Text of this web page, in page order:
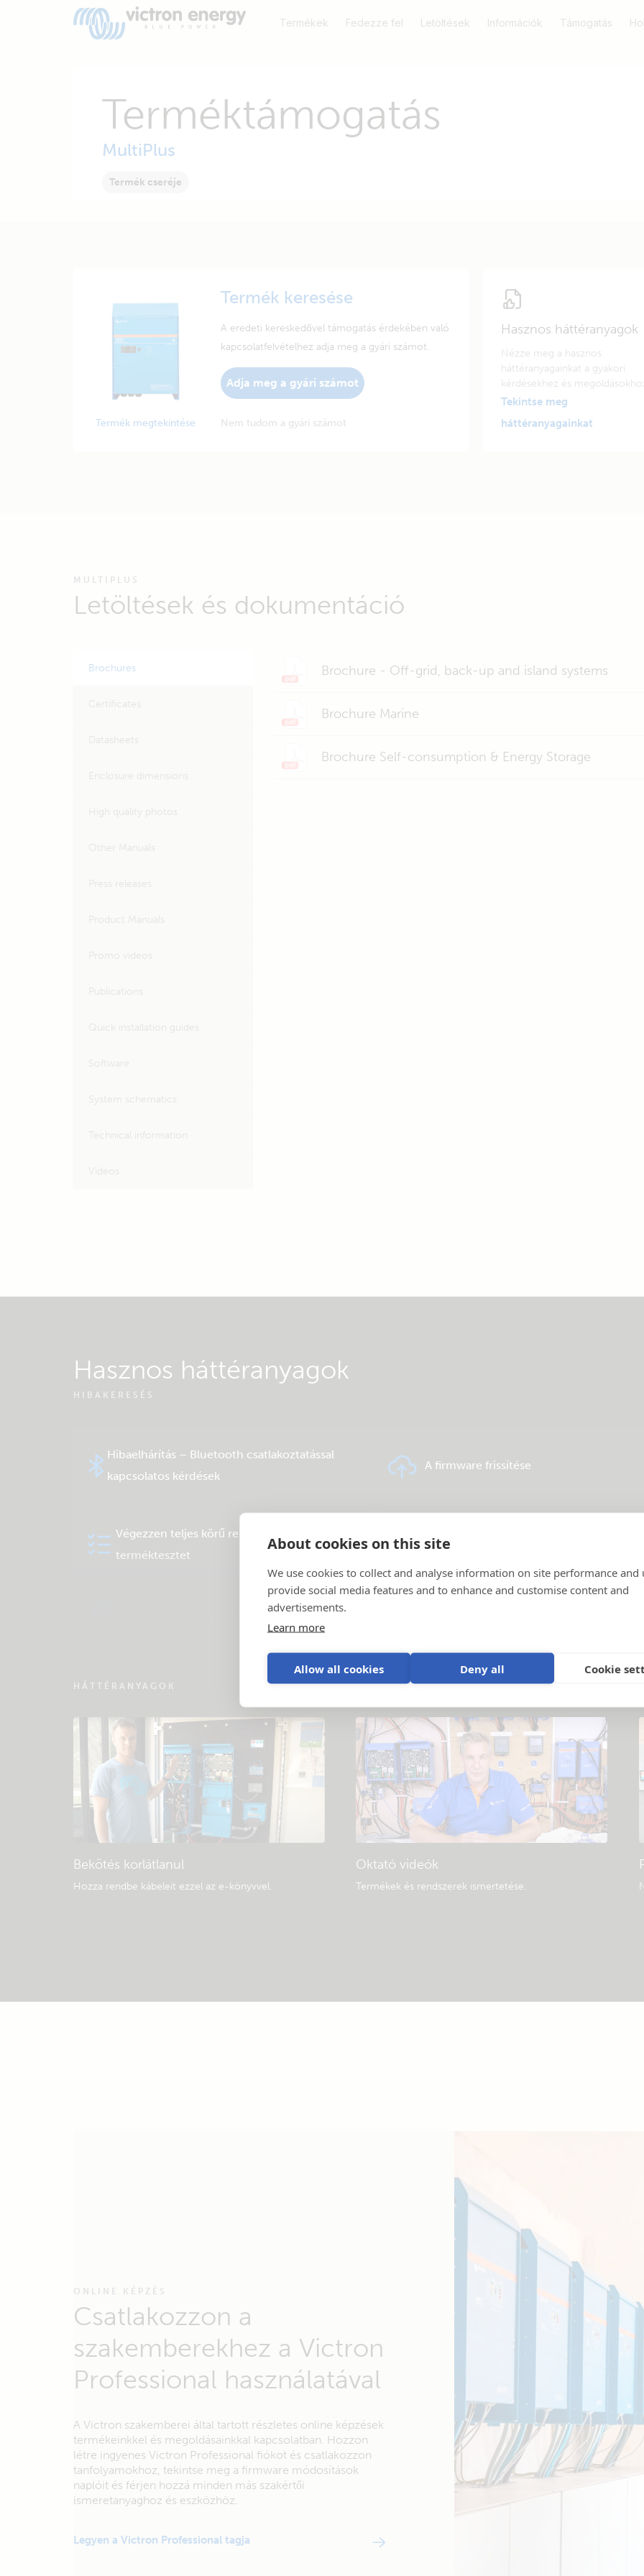
About cookies on this site
We use cookies to collect and analyse information on site performance and
provide social media features and to enhance and customise content and
advertisements.
Learn more
Allow all cookies Deny all Cookie
Termékek Fedezze fel Letöltések Információk Támogatás
Terméktámogatás
MultiPlus
Termék cseréje
Termék megtekintése
Termék keresése
A eredeti kereskedővel támogatás érdekében való
kapcsolatfelvételhez adja meg a gyári számot.
Adja meg a gyári számot
Nem tudom a gyári számot
Hasznos háttéranyagok
Nézze meg a hasznos
háttéranyagainkat a gyakori
kérdésekhez és
Tekintse meg
háttéranyagainkat
MULTIPLUS
Letöltések és dokumentáció
Brochures Brochure - Off-grid, back-up and island systems
Brochure Marine
Brochure Self-consumption & Energy Storage
Hasznos háttéranyagok
HIBAKERESÉS
Hibaelhárítás – Bluetooth csatlakoztatással
kapcsolatos kérdések
A firmware frissítése
Végezzen teljes körű rendszer- vagy
terméktesztet
VRM távfelügyelet – Kérdések és válaszok
HÁTTÉRANYAGOK
Bekötés korlátlanul
Hozza rendbe kábeleit ezzel az e-könyvvel.
Oktató videók
Termékek és rendszerek ismertetése.
ONLINE KÉPZÉS
Csatlakozzon a
szakemberekhez a Victron
Professional használatával
A Victron szakemberei által tartott részletes online képzések
termékeinkkel és megoldásainkkal kapcsolatban. Hozzon
létre ingyenes Victron Professional fiókot és csatlakozzon
tanfolyamokhoz, tekintse meg a firmware módosítások
naplóit és férjen hozzá minden más szakértői
ismeretanyaghoz és eszközhöz.
Legyen a Victron Professional tagja